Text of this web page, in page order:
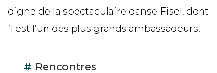
digne de la spectaculaire danse Fisel, dont
il est l’un des plus grands ambassadeurs.
# Rencontres